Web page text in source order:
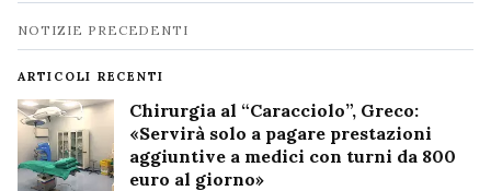
Navigazione
notizie
NOTIZIE PRECEDENTI
ARTICOLI RECENTI
Chirurgia al “Caracciolo”, Greco:
«Servirà solo a pagare prestazioni
aggiuntive a medici con turni da 800
euro al giorno»